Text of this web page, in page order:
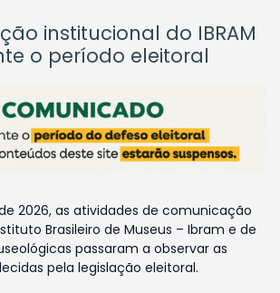
institucional do IBRAM
o período eleitoral
2026, as atividades de comunicação
Brasileiro de Museus – Ibram e de
passaram a observar as
pela legislação eleitoral.